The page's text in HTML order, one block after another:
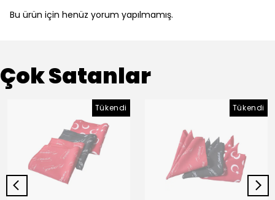
Bu ürün için henüz yorum yapılmamış.
Çok Satanlar
Tükendi Tükendi